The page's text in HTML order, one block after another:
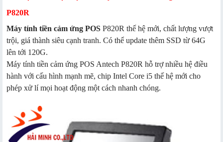
P820R
Máy tính tiền cảm ứng POS P820R thế hệ mới, chất lượng vượt
trội, giá thành siêu cạnh tranh. Có thể update thêm SSD từ 64G
lên tới 120G.
Máy tính tiền cảm ứng POS Antech P820R hỗ trợ nhiều hệ điều
hành với cấu hình mạnh mẽ, chip Intel Core i5 thế hệ mới cho
phép xử lí mọi hoạt động một cách nhanh chóng.